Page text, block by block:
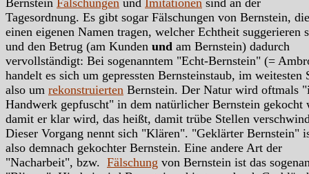
Tagesordnung. Es gibt sogar Fälschungen von Bernstein, die
einen eigenen Namen tragen, welcher Echtheit suggerieren
und den Betrug (am Kunden und am Bernstein) dadurch
vervollständigt: Bei sogenanntem "Echt-Bernstein" (=
handelt es sich um gepressten Bernsteinstaub, im weitesten
also um rekonstruierten Bernstein. Der Natur wird oftmals
Handwerk gepfuscht" in dem natürlicher Bernstein gekocht
damit er klar wird, das heißt, damit trübe Stellen
Dieser Vorgang nennt sich "Klären". "Geklärter Bernstein"
also demnach gekochter Bernstein. Eine andere Art der
"Nacharbeit", bzw. Fälschung von Bernstein ist das